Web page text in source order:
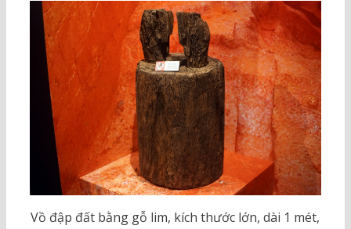
Vồ đập đất bằng gỗ lim, kích thước lớn, dài 1 mét,